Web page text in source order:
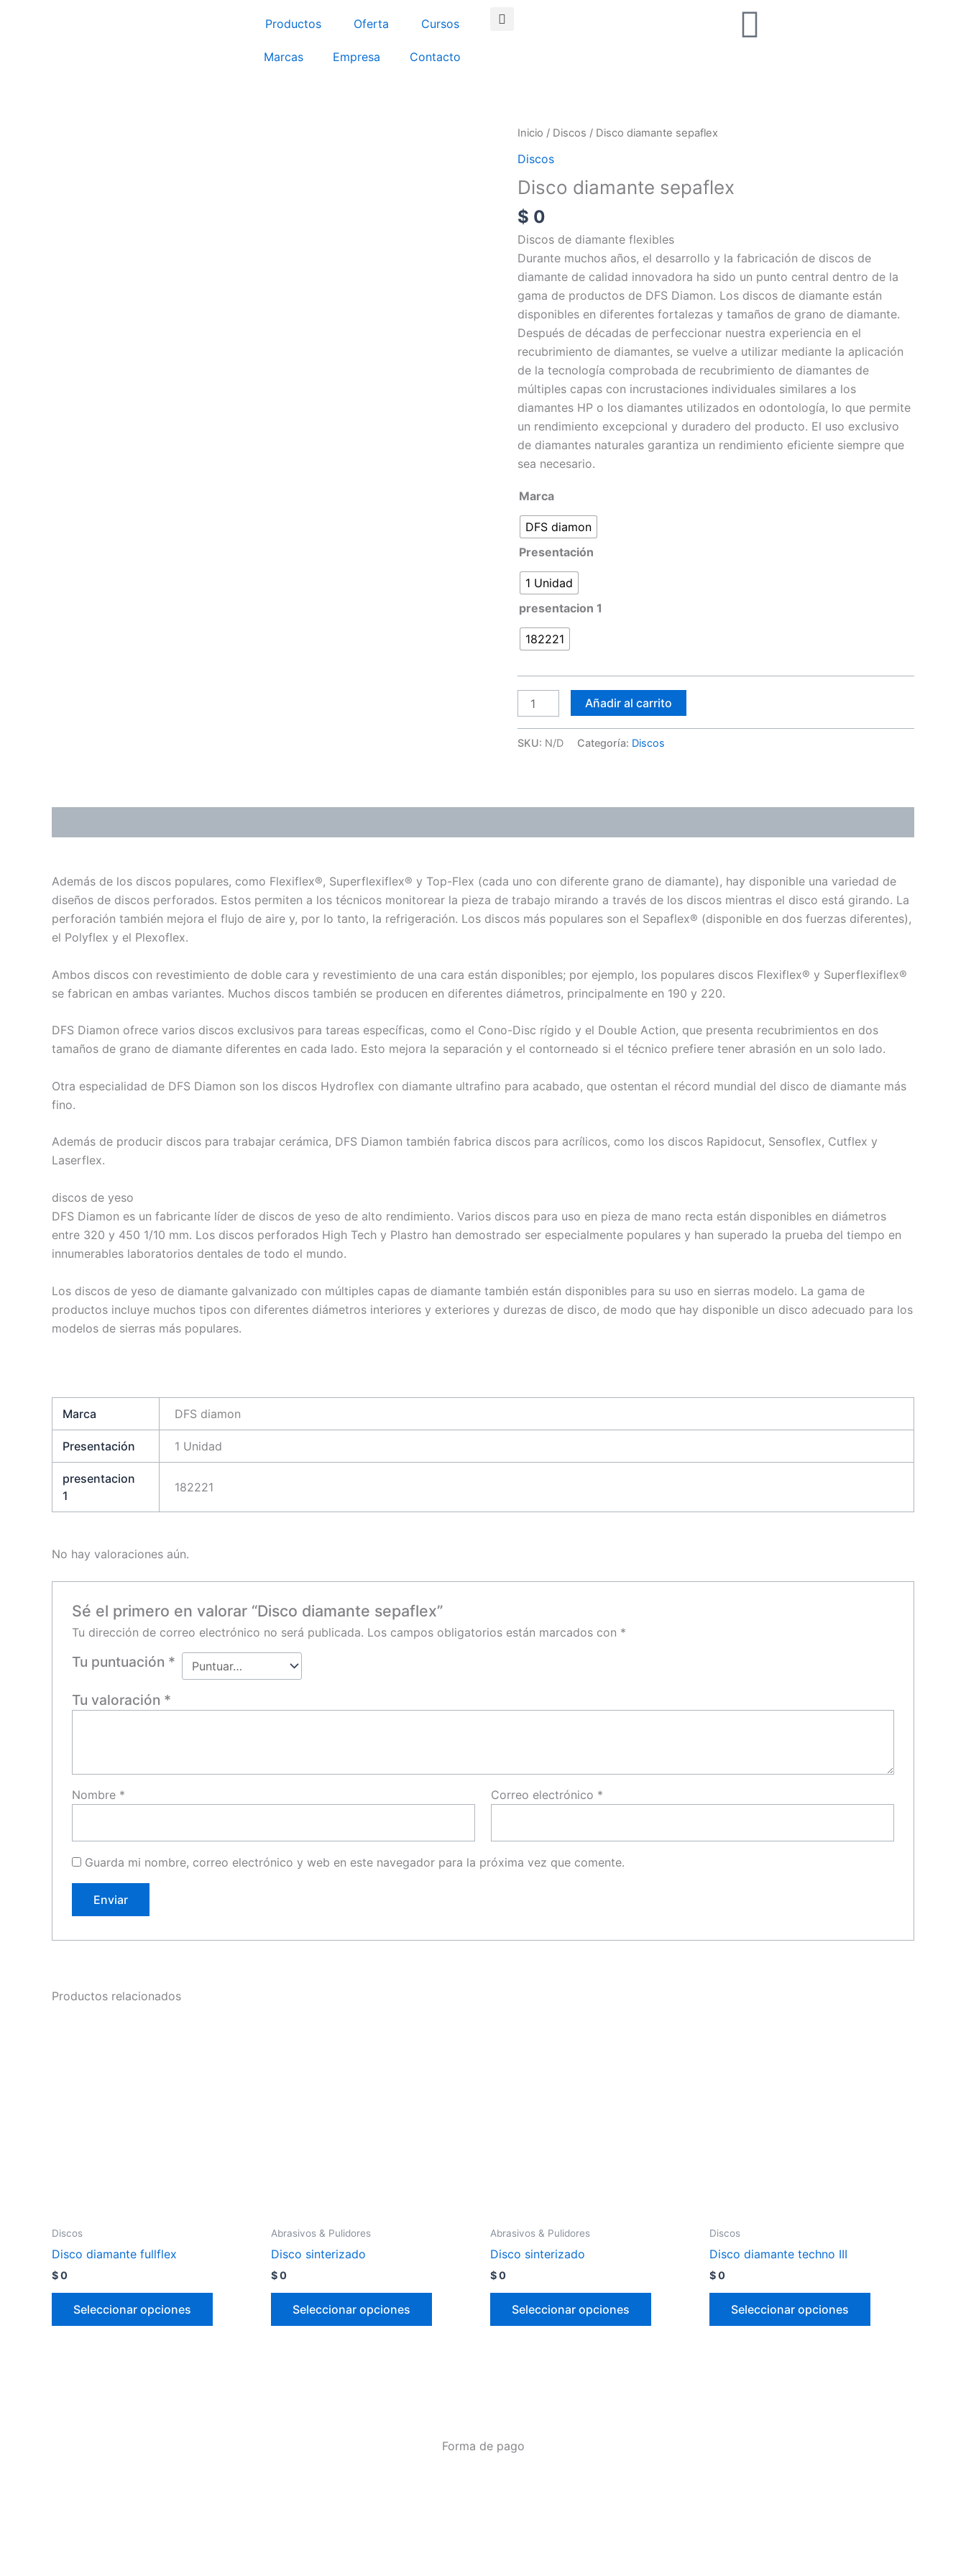
Productos Oferta Cursos
Marcas Empresa Contacto
Search
Inicio / Discos / Disco diamante sepaflex
Discos
Disco diamante sepaflex
$ 0
Discos de diamante flexibles
Durante muchos años, el desarrollo y la fabricación de discos de
diamante de calidad innovadora ha sido un punto central dentro de la
gama de productos de DFS Diamon. Los discos de diamante están
disponibles en diferentes fortalezas y tamaños de grano de diamante.
Después de décadas de perfeccionar nuestra experiencia en el
recubrimiento de diamantes, se vuelve a utilizar mediante la aplicación
de la tecnología comprobada de recubrimiento de diamantes de
múltiples capas con incrustaciones individuales similares a los
diamantes HP o los diamantes utilizados en odontología, lo que permite
un rendimiento excepcional y duradero del producto. El uso exclusivo
de diamantes naturales garantiza un rendimiento eficiente siempre que
sea necesario.
Marca
DFS diamon
Presentación
1 Unidad
presentacion 1
182221
Disco
diamante
cantidad
Añadir al carrito
SKU: N/D Categoría: Discos
Además de los discos populares, como Flexiflex®, Superflexiflex® y Top-Flex (cada uno con diferente grano de diamante), hay disponible una variedad de
diseños de discos perforados. Estos permiten a los técnicos monitorear la pieza de trabajo mirando a través de los discos mientras el disco está girando. La
perforación también mejora el flujo de aire y, por lo tanto, la refrigeración. Los discos más populares son el Sepaflex® (disponible en dos fuerzas diferentes),
el Polyflex y el Plexoflex.
Ambos discos con revestimiento de doble cara y revestimiento de una cara están disponibles; por ejemplo, los populares discos Flexiflex® y Superflexiflex®
se fabrican en ambas variantes. Muchos discos también se producen en diferentes diámetros, principalmente en 190 y 220.
DFS Diamon ofrece varios discos exclusivos para tareas específicas, como el Cono-Disc rígido y el Double Action, que presenta recubrimientos en dos
tamaños de grano de diamante diferentes en cada lado. Esto mejora la separación y el contorneado si el técnico prefiere tener abrasión en un solo lado.
Otra especialidad de DFS Diamon son los discos Hydroflex con diamante ultrafino para acabado, que ostentan el récord mundial del disco de diamante más
fino.
Además de producir discos para trabajar cerámica, DFS Diamon también fabrica discos para acrílicos, como los discos Rapidocut, Sensoflex, Cutflex y
Laserflex.
discos de yeso
DFS Diamon es un fabricante líder de discos de yeso de alto rendimiento. Varios discos para uso en pieza de mano recta están disponibles en diámetros
entre 320 y 450 1/10 mm. Los discos perforados High Tech y Plastro han demostrado ser especialmente populares y han superado la prueba del tiempo en
innumerables laboratorios dentales de todo el mundo.
Los discos de yeso de diamante galvanizado con múltiples capas de diamante también están disponibles para su uso en sierras modelo. La gama de
productos incluye muchos tipos con diferentes diámetros interiores y exteriores y durezas de disco, de modo que hay disponible un disco adecuado para los
modelos de sierras más populares.
Marca DFS diamon
Presentación 1 Unidad
presentacion
1
182221
No hay valoraciones aún.
Sé el primero en valorar “Disco diamante sepaflex”
Tu dirección de correo electrónico no será publicada. Los campos obligatorios están marcados con *
Tu puntuación *
Tu valoración *
Nombre * Correo electrónico *
Guarda mi nombre, correo electrónico y web en este navegador para la próxima vez que comente.
Productos relacionados
Discos
Disco diamante fullflex
$0
Seleccionar opciones
Abrasivos & Pulidores
Disco sinterizado
$0
Seleccionar opciones
Abrasivos & Pulidores
Disco sinterizado
$0
Seleccionar opciones
Discos
Disco diamante techno III
$0
Seleccionar opciones
Forma de pago